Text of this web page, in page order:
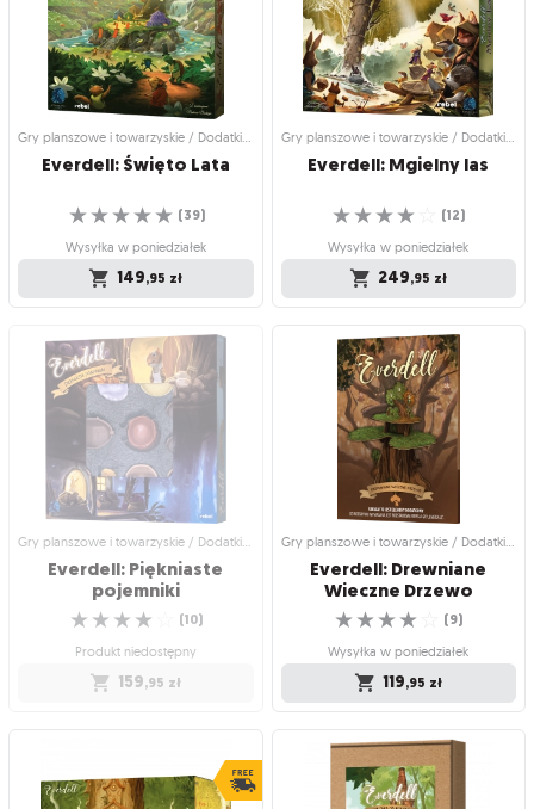
Cały Everdell w jednym pudełku!
☆
☆
☆
☆
☆ (35)
Wysyłka w poniedziałek
1499,95 zł
Odkryj podwodną społeczność w
nowym dodatku do Everdell!
☆
☆
☆
☆
☆ (38)
Wysyłka w poniedziałek
249 zł
Gry planszowe i towarzyskie / Dodatki do gier
Everdell:Święto Lata
☆
☆
☆
☆
☆ (39)
Wysyłka w poniedziałek
149,95 zł
do gier
Everdell: Święto Lata
Aż do 6 graczy przy wspólnej planszy
Everdell!
☆
☆
☆
☆
☆ ( 39)
Wysyłka w poniedziałek
149,95 zł
Gry planszowe i towarzyskie / Dodatki do gier
Everdell:Mgielnylas
☆
☆
☆
☆ (12)
Wysyłka w poniedziałek
249,95 zł
Gry planszowe i towarzyskie / Dodatki
do gier
Everdell: Mgielny las
Czy odważysz się wejść do lasu?
☆
☆
☆
☆
☆ (12
Wysyłka w poniedziałek
249,95
Gry planszowe i towarzyskie / Dodatki do gier
Everdell: Piękniaste
pojemniki
☆
☆
☆
☆ (10)
Produkt niedostępny
159,95 zł
Gry planszowe i towarzyskie / Dodatki
Everdell: Piękniaste
pojemniki
Gry planszowe i towarzyskie / Dodatki do gier
Everdell: Drewniane
Wieczne Drzewo
☆
☆
☆
☆ (9)
Wysyłka w poniedziałek
119,95 zł
Gry planszowe i towarzyskie / Dodatki
do gier
Everdell: Drewniane
Wieczne Drzewo